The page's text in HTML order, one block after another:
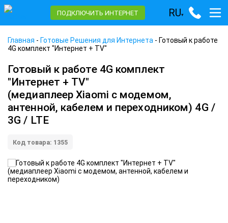
ПОДКЛЮЧИТЬ ИНТЕРНЕТ RU▾
Главная - Готовые Решения для Интернета - Готовый к работе
4G комплект "Интернет + TV"
Готовый к работе 4G комплект
"Интернет + TV"
(медиаплеер Xiaomi с модемом,
антенной, кабелем и переходником) 4G /
3G / LTE
Код товара: 1355